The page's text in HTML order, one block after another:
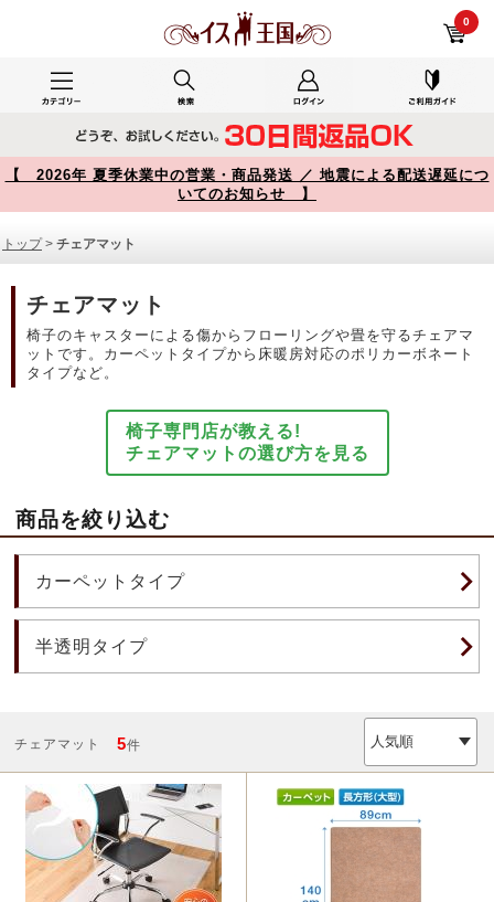
0
【 2026年 夏季休業中の営業・商品発送 ／ 地震による配送遅延につ
いてのお知らせ 】
トップ> チェアマット
チェアマット
椅子のキャスターによる傷からフローリングや畳を守るチェアマ
ットです。カーペットタイプから床暖房対応のポリカーボネート
タイプなど。
椅子専門店が教える!
チェアマットの選び方を見る
商品を絞り込む
カーペットタイプ
半透明タイプ
チェアマット 5件